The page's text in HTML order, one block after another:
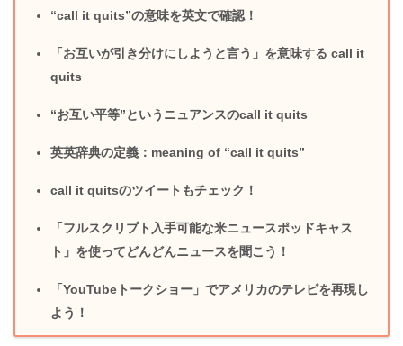
“call it quits”の意味を英文で確認！
「お互いが引き分けにしようと言う」を意味する call it
quits
“お互い平等”というニュアンスのcall it quits
英英辞典の定義：meaning of “call it quits”
call it quitsのツイートもチェック！
「フルスクリプト入手可能な米ニュースポッドキャス
ト」を使ってどんどんニュースを聞こう！
「YouTubeトークショー」でアメリカのテレビを再現し
よう！